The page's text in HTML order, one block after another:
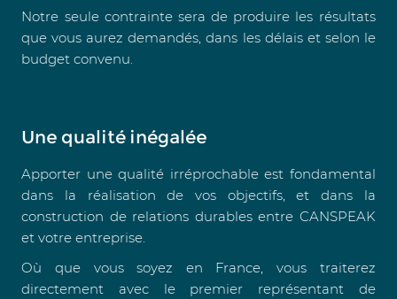
Notre seule contrainte sera de produire les résultats
que vous aurez demandés, dans les délais et selon le
budget convenu.
Une qualité inégalée
Apporter une qualité irréprochable est fondamental
dans la réalisation de vos objectifs, et dans la
construction de relations durables entre CANSPEAK
et votre entreprise.
Où que vous soyez en France, vous traiterez
directement avec le premier représentant de